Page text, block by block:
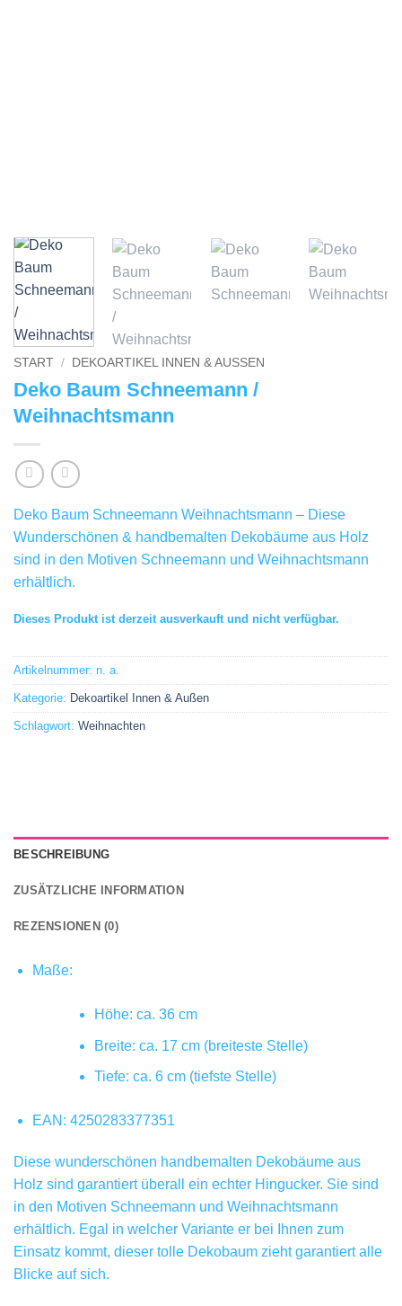
START / DEKOARTIKEL INNEN & AUSSEN
Deko Baum Schneemann /
Weihnachtsmann
Deko Baum Schneemann Weihnachtsmann – Diese
Wunderschönen & handbemalten Dekobäume aus Holz
sind in den Motiven Schneemann und Weihnachtsmann
erhältlich.
Dieses Produkt ist derzeit ausverkauft und nicht verfügbar.
Artikelnummer: n. a.
Kategorie: Dekoartikel Innen & Außen
Schlagwort: Weihnachten
BESCHREIBUNG
ZUSÄTZLICHE INFORMATION
REZENSIONEN (0)
Maße:
Höhe: ca. 36 cm
Breite: ca. 17 cm (breiteste Stelle)
Tiefe: ca. 6 cm (tiefste Stelle)
EAN: 4250283377351
Diese wunderschönen handbemalten Dekobäume aus
Holz sind garantiert überall ein echter Hingucker. Sie sind
in den Motiven Schneemann und Weihnachtsmann
erhältlich. Egal in welcher Variante er bei Ihnen zum
Einsatz kommt, dieser tolle Dekobaum zieht garantiert alle
Blicke auf sich.